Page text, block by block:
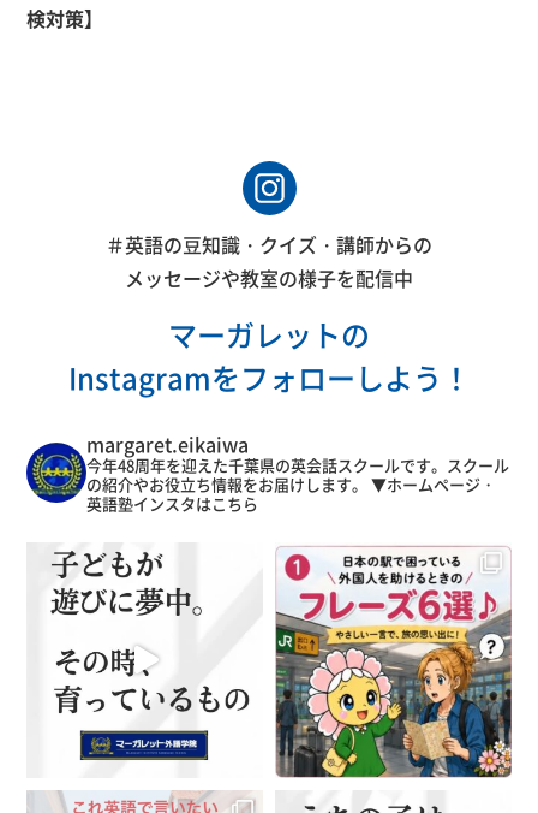
検対策】
＃英語の豆知識・クイズ・講師からの
メッセージや教室の様子を配信中
マーガレットの
Instagramをフォローしよう！
margaret.eikaiwa
今年48周年を迎えた千葉県の英会話スクールです。スクール
の紹介やお役立ち情報をお届けします。 ▼ホームページ・
英語塾インスタはこちら